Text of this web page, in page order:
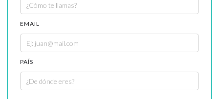
EMAIL
PAÍS